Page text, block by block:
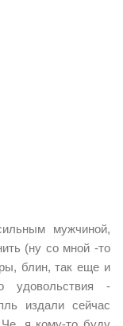
мужчиной,
(ну со мной -то
блин, так еще и
удовольствия -
издали сейчас